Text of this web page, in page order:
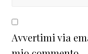
Avvertimi via